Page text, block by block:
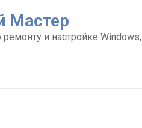
Мастер
ремонту и настройке